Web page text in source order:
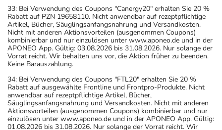
33: Bei Verwendung des Coupons "Canergy20" erhalten Sie 20 %
Rabatt auf PZN 19658110. Nicht anwendbar auf rezeptpflichtige
Artikel, Bücher, Säuglingsanfangsnahrung und Versandkosten.
Nicht mit anderen Aktionsvorteilen (ausgenommen Coupons)
kombinierbar und nur einzulösen unter www.aponeo.de und in der
APONEO App. Gültig: 03.08.2026 bis 31.08.2026. Nur solange der
Vorrat reicht. Wir behalten uns vor, die Aktion früher zu beenden.
Keine Barauszahlung.
34: Bei Verwendung des Coupons "FTL20" erhalten Sie 20 %
Rabatt auf ausgewählte Frontline und Frontpro-Produkte. Nicht
anwendbar auf rezeptpflichtige Artikel, Bücher,
Säuglingsanfangsnahrung und Versandkosten. Nicht mit anderen
Aktionsvorteilen (ausgenommen Coupons) kombinierbar und nur
einzulösen unter www.aponeo.de und in der APONEO App. Gültig:
01.08.2026 bis 31.08.2026. Nur solange der Vorrat reicht. Wir